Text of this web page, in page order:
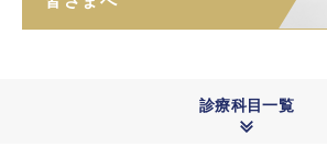
診療科目一覧